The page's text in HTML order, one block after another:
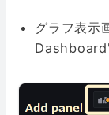
グラフ表示